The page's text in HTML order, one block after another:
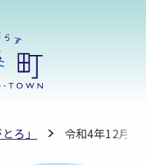
ろ」 令和4年12月号